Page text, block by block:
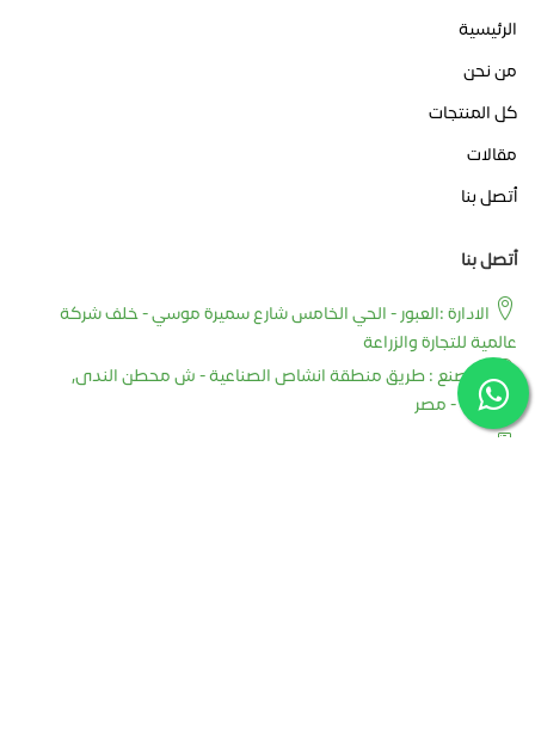
الرئيسية
من نحن
كل المنتجات
مقالات
أتصل بنا
أتصل بنا
الادارة :العبور - الحي الخامس شارع سميرة موسي - خلف شركة
عالمية للتجارة والزراعة
المصنع : طريق منطقة انشاص الصناعية - ش محطن الندى,
الشرقية - مصر